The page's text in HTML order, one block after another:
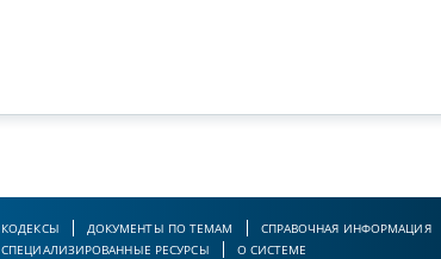
КОДЕКСЫ ДОКУМЕНТЫ ПО ТЕМАМ
СПРАВОЧНАЯ ИНФОРМАЦИЯ
СПЕЦИАЛИЗИРОВАННЫЕ РЕСУРСЫ
О СИСТЕМЕ